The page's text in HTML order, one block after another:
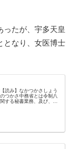
ったが、宇多天皇
となり、女医博士
読み】なかつかさしょう
つかさ中務省とは令制八
する秘書業務、及び、後